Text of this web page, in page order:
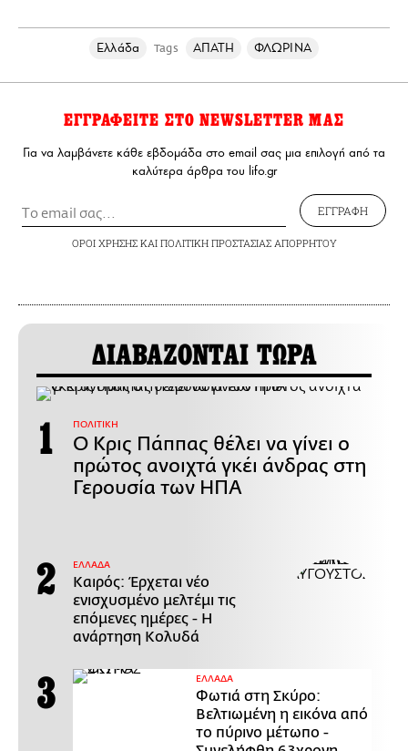
Ελλάδα Tags ΑΠΑΤΗ ΦΛΩΡΙΝΑ
ΕΓΓΡΑΦΕΙΤΕ ΣΤΟ NEWSLETTER ΜΑΣ
Για να λαμβάνετε κάθε εβδομάδα στο email σας μια επιλογή από τα
καλύτερα άρθρα του lifo.gr
ΕΓΓΡΑΦΗ
ΟΡΟΙ ΧΡΗΣΗΣΚΑΙ ΠΟΛΙΤΙΚΗ ΠΡΟΣΤΑΣΙΑΣ ΑΠΟΡΡΗΤΟΥ
ΔΙΑΒΑΖΟΝΤΑΙ ΤΩΡΑ
ΠΟΛΙΤΙΚΗ
Ο Κρις Πάππας θέλει να γίνει ο
πρώτος ανοιχτά γκέι άνδρας στη
Γερουσία των ΗΠΑ
ΕΛΛΑΔΑ
Καιρός: Έρχεται νέο
ενισχυσμένο μελτέμι τις
επόμενες ημέρες - Η
ανάρτηση Κολυδά
ΕΛΛΑΔΑ
Φωτιά στη Σκύρο:
Βελτιωμένη η εικόνα από
το πύρινο μέτωπο -